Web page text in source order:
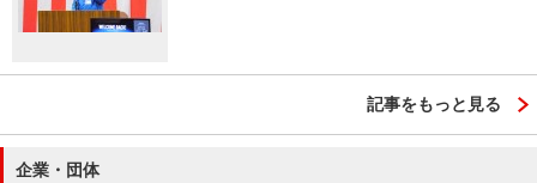
記事をもっと見る
企業・団体